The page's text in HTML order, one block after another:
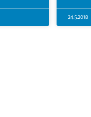
24.5.2018